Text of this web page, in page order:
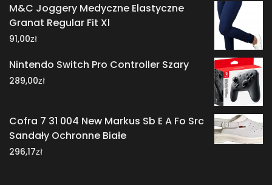
M&C Joggery Medyczne Elastyczne
Granat Regular Fit Xl
91,00zł
Nintendo Switch Pro Controller Szary
289,00zł
Cofra 7 31 004 New Markus Sb E A Fo Src
Sandały Ochronne Białe
296,17zł